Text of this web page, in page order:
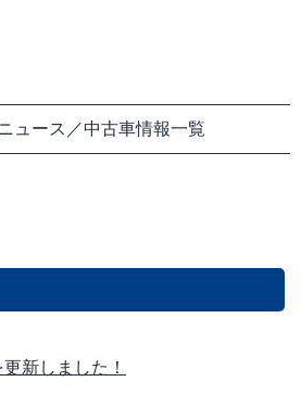
ュース／中古車情報一覧
新しました！